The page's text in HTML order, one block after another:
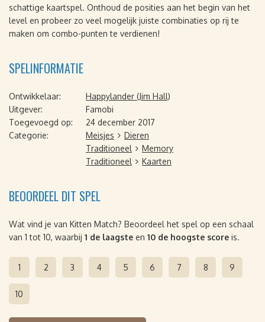
schattige kaartspel. Onthoud de posities aan het begin van het
level en probeer zo veel mogelijk juiste combinaties op rij te
maken om combo-punten te verdienen!
SPELINFORMATIE
Ontwikkelaar:
Happylander (Jim Hall)
Uitgever:
Famobi
Toegevoegd op:
24 december 2017
Categorie:
Meisjes
Dieren
Traditioneel
Memory
Traditioneel
Kaarten
BEOORDEEL DIT SPEL
Wat vind je van Kitten Match? Beoordeel het spel op een schaal
van 1 tot 10, waarbij 1 de laagste en 10 de hoogste score is.
1 2 3 4 5 6 7 8 9
10